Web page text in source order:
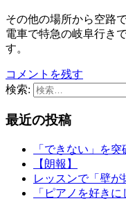
その他の場所から空路
電車で特急の岐阜行き
す。
コメントを残す
検索:
最近の投稿
「できない」を
【朗報】
レッスンで「壁
「ピアノを好き